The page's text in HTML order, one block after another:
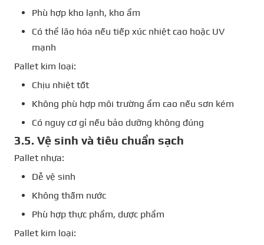
Phù hợp kho lạnh, kho ẩm
Có thể lão hóa nếu tiếp xúc nhiệt cao hoặc UV
mạnh
Pallet kim loại:
Chịu nhiệt tốt
Không phù hợp môi trường ẩm cao nếu sơn kém
Có nguy cơ gỉ nếu bảo dưỡng không đúng
3.5. Vệ sinh và tiêu chuẩn sạch
Pallet nhựa:
Dễ vệ sinh
Không thấm nước
Phù hợp thực phẩm, dược phẩm
Pallet kim loại: